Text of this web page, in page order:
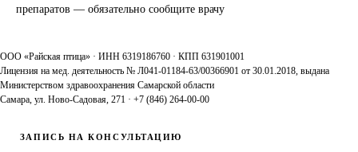
препаратов — обязательно сообщите врачу
ООО «Райская птица» · ИНН 6319186760 · КПП 631901001
Лицензия на мед. деятельность № Л041-01184-63/00366901 от 30.01.2018, выдана
Министерством здравоохранения Самарской области
Самара, ул. Ново-Садовая, 271 · +7 (846) 264-00-00
ЗАПИСЬ НА КОНСУЛЬТАЦИЮ